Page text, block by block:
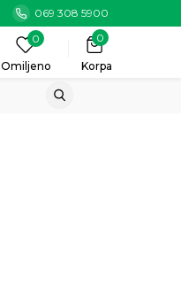
069 308 5900
Korpa
0
0
Omiljeno